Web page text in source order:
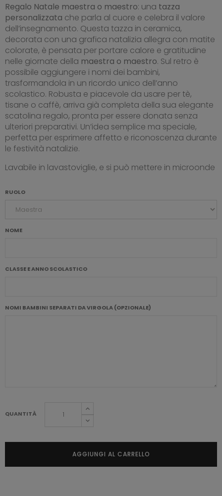
Regalo Natale maestra o maestro: una tazza
personalizzata che parla al cuore e celebra il valore
dell’insegnamento. Questa tazza in ceramica,
decorata con una grafica natalizia allegra con matite
colorate, è pensata per portare calore e gratitudine
nelle giornate della maestra o maestro. Sul retro è
possibile aggiungere i nomi dei bambini,
trasformandola in un ricordo unico dell’anno
scolastico. Robusta e piacevole da usare per tè,
tisane o caffè, arriva già completa della sua elegante
scatolina regalo, pronta per essere donata senza
ulteriori preparativi. Un’idea semplice ma speciale,
perfetta per esprimere affetto e riconoscenza durante
le festività natalizie.
Lavabile in lavastoviglie, e si può mettere in microonde
RUOLO
NOME
CLASSE E ANNO SCOLASTICO
NOMI BAMBINI SEPARATI DA VIRGOLA (OPZIONALE)
QUANTITÀ
AGGIUNGI AL CARRELLO